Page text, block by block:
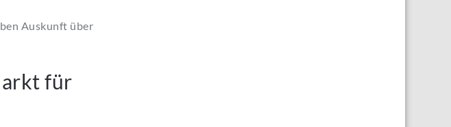
Auskunft über
für